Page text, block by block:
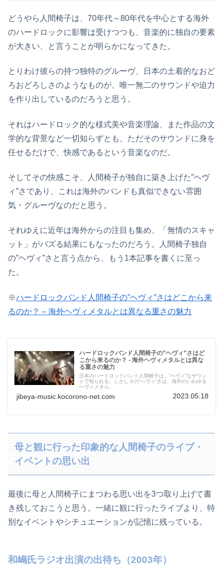
どうやら人間椅子は、70年代～80年代を中心とする海外
のハードロックに影響は受けつつも、音楽的に独自の要素
が大きい、と言うことが明らかになってきた。
とりわけ彼らの持つ独特のグルーヴ、日本の土着的なおど
ろおどろしさのようなものが、唯一無二のサウンドや迫力
を作り出しているのだろうと思う。
それはハードロック的な様式美や音楽理論、また作品の文
学的な背景など一切知らずとも、ただそのサウンドに身を
任せるだけで、快感であるという音楽なのだ。
そしてその快感こそ、人間椅子が独自に築き上げた”ヘヴ
ィ”さであり、これは海外のバンドも真似できない雰囲
気・グルーヴなのだと思う。
それゆえに近年は海外からの注目も集め、「無情のスキャ
ット」がバズる結果にもなったのだろう。人間椅子独自
の”ヘヴィ”さと言う点から、もう1本記事を書くに至っ
た。
※ハードロックバンド人間椅子の”ヘヴィ”さはどこから来
るのか？ – 海外ヘヴィメタルとは異なる重さの魅力
ハードロックバンド人間椅子の”ヘヴィ”さはど
こから来るのか？ - 海外ヘヴィメタルとは異な
る重さの魅力
日本のハードロックバンド人間椅子は、”ヘヴィ”なサウン
ドで知られる。しかしその”ヘヴィ”さは、海外のいわゆる
ヘヴィメタル...
jibeya-music.kocorono-net.com 2023.05.18
母と観に行った印象的な人間椅子のライブ・
イベントの思い出
最後に母と人間椅子にまつわる思い出を3つ取り上げて書
き残しておこうと思う。一緒に観に行ったライブより、特
別なイベントやシチュエーションが記憶に残っている。
和嶋氏ラジオ出演の出待ち（2003年）